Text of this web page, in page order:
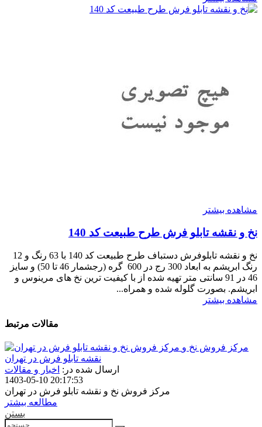
مشاهده بیشتر
نخ و نقشه تابلو فرش طرح طبیعت کد 140
نخ و نقشه تابلوفرش دستباف طرح طبیعت کد 140 با 63 رنگ و 12
رنگ ابریشم به ابعاد 300 رج در 600 گره (رجشمار 46 تا 50) و سایز
46 در 91 سانتی متر تهیه شده از با کیفیت ترین نخ های مرینوس و
ابریشم. بصورت گلوله شده و همراه...
مشاهده بیشتر
مقالات مرتبط
مرکز فروش نخ و
نقشه تابلو فرش در تهران
ارسال شده در: اخبار و مقالات
1403-05-10 20:17:53
مرکز فروش نخ و نقشه تابلو فرش در تهران
مطالعه بیشتر
بستن